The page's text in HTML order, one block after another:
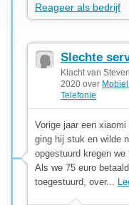
Reageer als bedrijf
Slechte
Klacht van
2020 over
Telefonie
Vorige jaar een
ging hij stuk en wilde
opgestuurd kregen
Als we 75 euro
toegestuurd, over...